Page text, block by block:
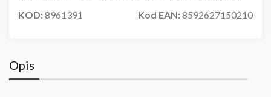
KOD:8961391 Kod EAN:8592627150210
Opis